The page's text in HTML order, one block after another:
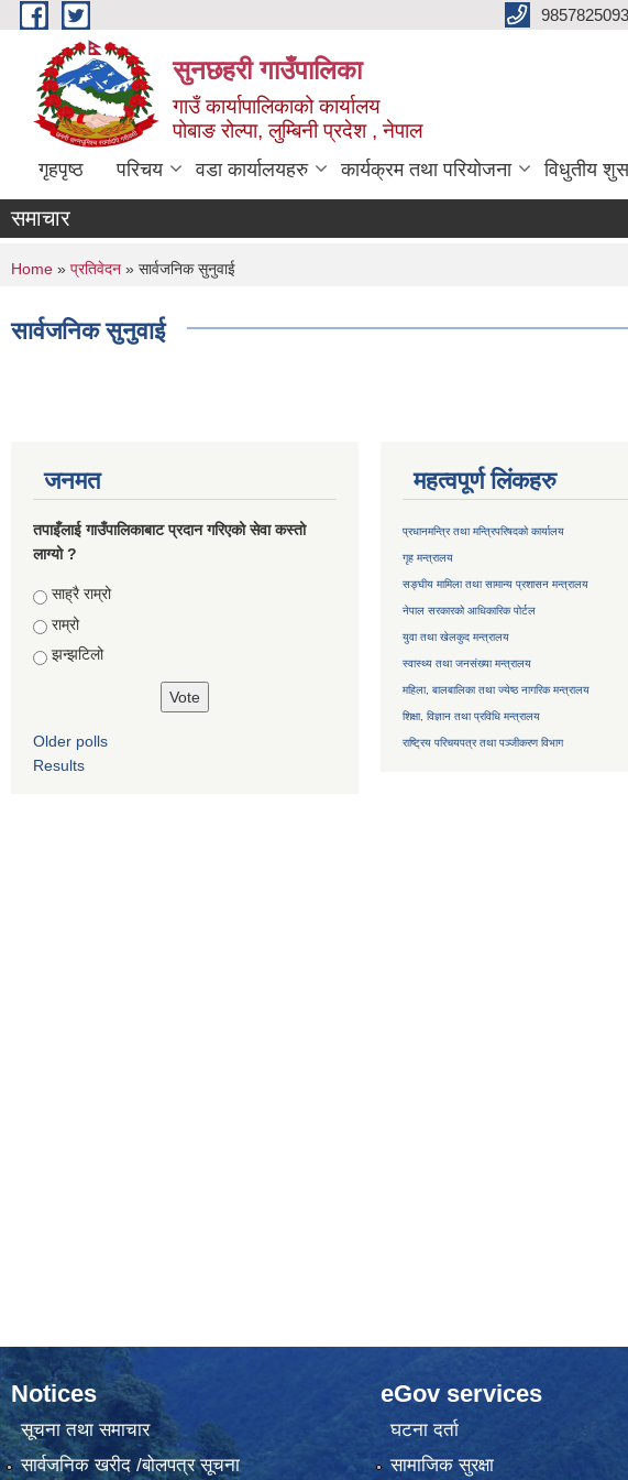
Skip to main content
सुनछहरी गाउँपालिका
गाउँ कार्यापालिकाको कार्यालय
पोबाङ रोल्पा, लुम्बिनी प्रदेश , नेपाल
गृहपृष्ठ परिचय वडा कार्यालयहरु कार्यक्रम तथा परियोजना विधुतीय
समाचार
You are here
Home » प्रतिवेदन » सार्वजनिक सुनुवाई
सार्वजनिक सुनुवाई
जनमत
तपाइँलाई गाउँपालिकाबाट प्रदान गरिएको सेवा कस्तो
लाग्यो ?
Choices
साह्रै राम्रो
राम्रो
झन्झटिलो
Older polls
Results
महत्वपूर्ण लिंकहरु
प्रधानमन्त्रि तथा मन्त्रिपरिषदको कार्यालय
गृह मन्त्रालय
सङ्घीय मामिला तथा सामान्य प्रशासन मन्त्रालय
नेपाल सरकारको आधिकारिक पोर्टल
युवा तथा खेलकुद मन्त्रालय
स्वास्थ्य तथा जनसंख्या मन्त्रालय
महिला, बालबालिका तथा ज्येष्ठ नागरिक मन्त्रालय
शिक्षा, विज्ञान तथा प्रविधि मन्त्रालय
राष्ट्रिय परिचयपत्र तथापञ्जीकरण विभाग
Notices
सूचना तथा समाचार
सार्वजनिक खरीद /बोलपत्र सूचना
eGov services
घटना दर्ता
सामाजिक सुरक्षा